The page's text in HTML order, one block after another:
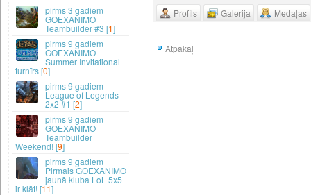
Profils Galerija Medaļas
Atpakaļ
3 gadiem
GOEXANIMO
Teambuilder #3 [1]
9 gadiem
GOEXANIMO
Summer Invitational
turnīrs [0]
9 gadiem
League of Legends
2x2 #1 [2]
9 gadiem
GOEXANIMO
Teambuilder
Weekend! [9]
9 gadiem
Pirmais GOEXANIMO
jaunā kluba LoL 5x5
ir klāt! [11]